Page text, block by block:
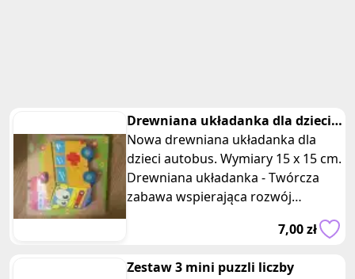
Drewniana układanka dla dzieci
autobus
Nowa drewniana układanka dla
dzieci autobus. Wymiary 15 x 15 cm.
Drewniana układanka - Twórcza
zabawa wspierająca rozwój
7,00 zł
Zestaw 3 mini puzzli liczby